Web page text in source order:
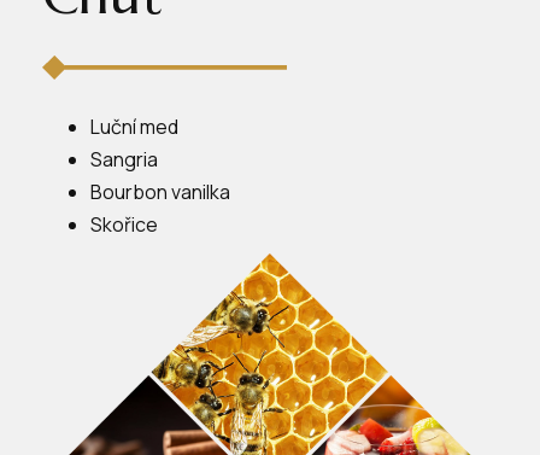
Luční med
Sangria
Bourbon vanilka
Skořice